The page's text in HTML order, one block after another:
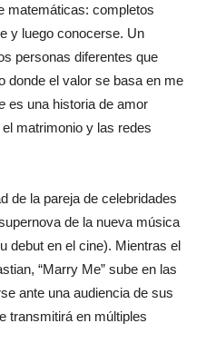
matemáticas: completos
y luego conocerse. Un
personas diferentes que
donde el valor se basa en me
es una historia de amor
matrimonio y las redes
de la pareja de celebridades
de la nueva música
debut en el cine). Mientras el
“Marry Me” sube en las
ante una audiencia de sus
transmitirá en múltiples